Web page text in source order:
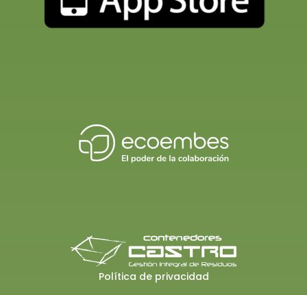
Política de privacidad